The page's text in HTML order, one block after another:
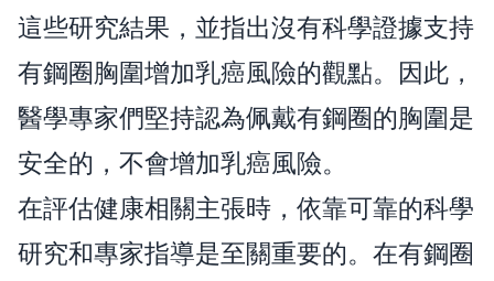
這些研究結果，並指出沒有科學證據支持
有鋼圈胸圍增加乳癌風險的觀點。因此，
醫學專家們堅持認為佩戴有鋼圈的胸圍是
安全的，不會增加乳癌風險。
在評估健康相關主張時，依靠可靠的科學
研究和專家指導是至關重要的。在有鋼圈